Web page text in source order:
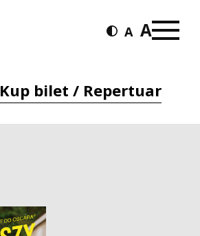
Kup bilet / Repertuar